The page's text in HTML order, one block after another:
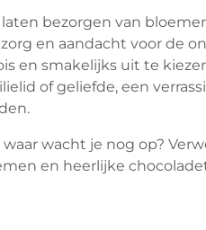
bezorgen van
en aandacht voor de
en smakelijks uit te
of geliefde, een
waar wacht je nog op?
en heerlijke